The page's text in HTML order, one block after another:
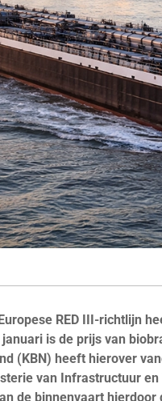
RED III-richtlijn
is de prijs van
(KBN) heeft hierover
van Infrastructuur
de binnenvaart hierdoor